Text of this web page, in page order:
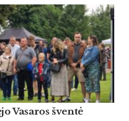
Vasaros šventė